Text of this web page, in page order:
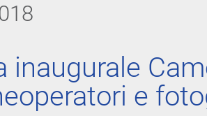
inaugurale
e